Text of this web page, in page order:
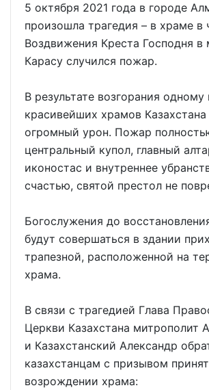
5 октября 2021 года в городе
произошла трагедия – в храме в
Воздвижения Креста Господня в
Карасу случился пожар.
В результате возгорания одному
красивейших храмов
огромный урон. Пожар
центральный купол, главный
иконостас и внутреннее
счастью, святой престол не
Богослужения до
будут совершаться в здании
трапезной, расположенной на
храма.
В связи с трагедией Глава
Церкви Казахстана митрополит
и Казахстанский Александр
казахстанцам с призывом
возрождении храма: